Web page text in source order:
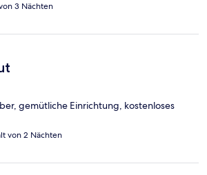
3 Nächten
gemütliche Einrichtung, kostenloses
von 2 Nächten